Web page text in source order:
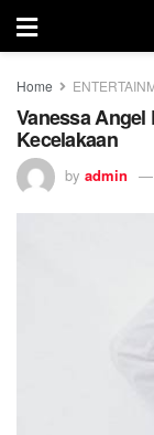
Home
Vanessa
Kecelakaan
by admin